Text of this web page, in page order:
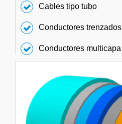
Cables tipo tubo
Conductores trenzados
Conductores multicapa